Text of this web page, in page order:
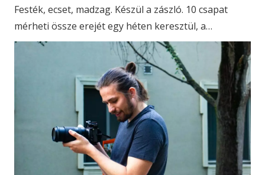
Festék, ecset, madzag. Készül a zászló. 10 csapat
mérheti össze erejét egy héten keresztül, a…